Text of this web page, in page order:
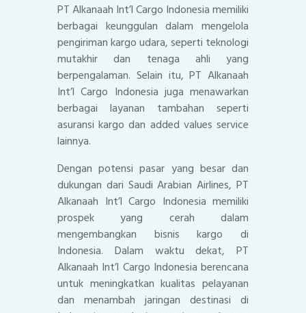
PT Alkanaah Int’l Cargo Indonesia memiliki
berbagai keunggulan dalam mengelola
pengiriman kargo udara, seperti teknologi
mutakhir dan tenaga ahli yang
berpengalaman. Selain itu, PT Alkanaah
Int’l Cargo Indonesia juga menawarkan
berbagai layanan tambahan seperti
asuransi kargo dan added values service
lainnya.
Dengan potensi pasar yang besar dan
dukungan dari Saudi Arabian Airlines, PT
Alkanaah Int’l Cargo Indonesia memiliki
prospek yang cerah dalam
mengembangkan bisnis kargo di
Indonesia. Dalam waktu dekat, PT
Alkanaah Int’l Cargo Indonesia berencana
untuk meningkatkan kualitas pelayanan
dan menambah jaringan destinasi di